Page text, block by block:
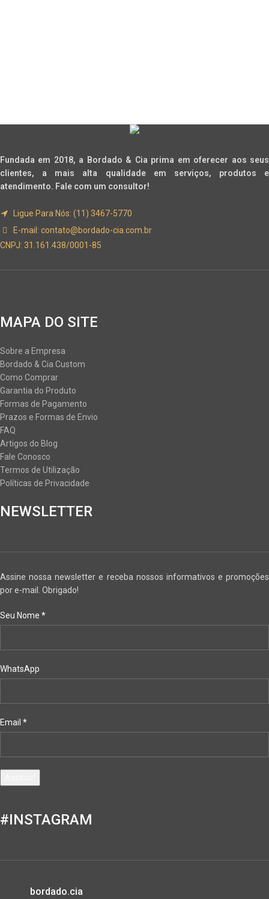
Fundada em 2018, a Bordado & Cia prima em oferecer aos seus
clientes, a mais alta qualidade em serviços, produtos e
atendimento. Fale com um consultor!
Ligue Para Nós: (11) 3467-5770
E-mail: contato@bordado-cia.com.br
CNPJ: 31.161.438/0001-85
MAPA DO SITE
Sobre a Empresa
Bordado & Cia Custom
Como Comprar
Garantia do Produto
Formas de Pagamento
Prazos e Formas de Envio
FAQ
Artigos do Blog
Fale Conosco
Termos de Utilização
Políticas de Privacidade
NEWSLETTER
Assine nossa newsletter e receba nossos informativos e promoções
por e-mail. Obrigado!
Seu Nome *
WhatsApp
Email *
#INSTAGRAM
bordado.cia